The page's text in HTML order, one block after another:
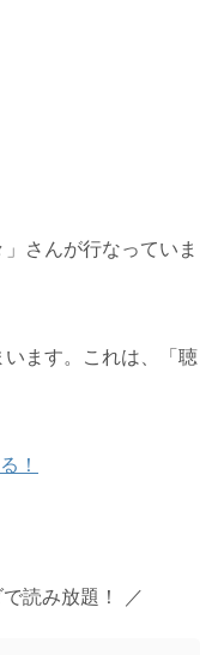
さんが行なっていま
ます。これは、「聴
！
読み放題！ ／